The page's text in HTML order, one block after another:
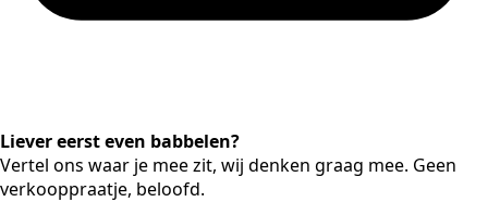
Liever eerst even babbelen?
Vertel ons waar je mee zit, wij denken graag mee. Geen
verkooppraatje, beloofd.